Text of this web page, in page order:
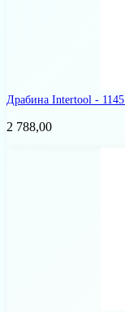
Драбина Intertool -
2 788,00